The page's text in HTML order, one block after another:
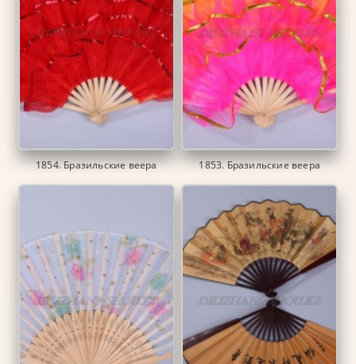
1854. Бразильские веера 1853. Бразильские веера